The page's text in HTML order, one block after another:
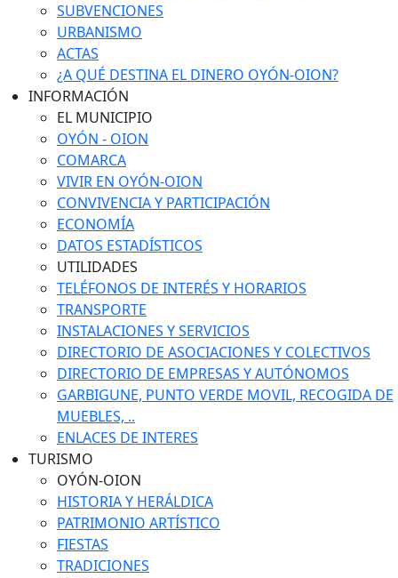
SUBVENCIONES
URBANISMO
ACTAS
¿A QUÉ DESTINA EL DINERO OYÓN-OION?
INFORMACIÓN
EL MUNICIPIO
OYÓN - OION
COMARCA
VIVIR EN OYÓN-OION
CONVIVENCIA Y PARTICIPACIÓN
ECONOMÍA
DATOS ESTADÍSTICOS
UTILIDADES
TELÉFONOS DE INTERÉS Y HORARIOS
TRANSPORTE
INSTALACIONES Y SERVICIOS
DIRECTORIO DE ASOCIACIONES Y COLECTIVOS
DIRECTORIO DE EMPRESAS Y AUTÓNOMOS
GARBIGUNE, PUNTO VERDE MOVIL, RECOGIDA DE
MUEBLES, ..
ENLACES DE INTERES
TURISMO
OYÓN-OION
HISTORIA Y HERÁLDICA
PATRIMONIO ARTÍSTICO
FIESTAS
TRADICIONES